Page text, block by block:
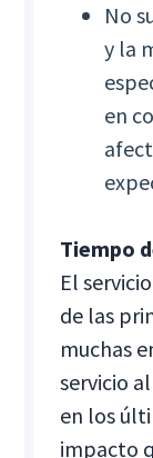
No
y la
en
Tiempo
El
de las
muchas
servicio
en los
impacto